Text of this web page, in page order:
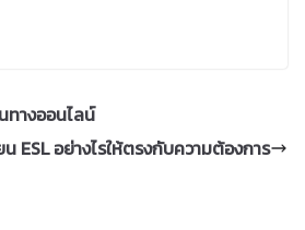
ทางออนไลน์
น ESL อย่างไรให้ตรงกับความต้องการ